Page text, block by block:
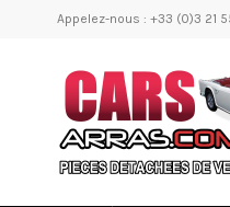
Appelez-nous : +33 (0)3 21